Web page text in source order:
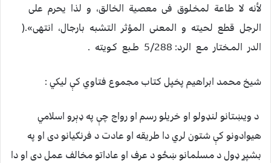
لأنه لا طاعة لمخـلوق فی معصیة الخالق‌، و لذا یحرم علی
الرجل قطع لحیته و المعنی المؤثر التشبه بارجال‌، انتهی‌»‌.(
‌الدر المـختار مـع الرد: 5/288 طـبع کـویته .
شيخ محمد ابراهيم پخپل کتاب مجموع فتاوي کې ليکي :
د ويښتانو لنډولو او خريلو رسم او رواج چې په ډېرو اسلامي
هيوادونو کې شتون لري دا طريقه او عادت د فرنګيانو دی او په
بشپړ ډول د مسلمانو ښځو د عرف او عاداتو مخالف عمل دی او دا